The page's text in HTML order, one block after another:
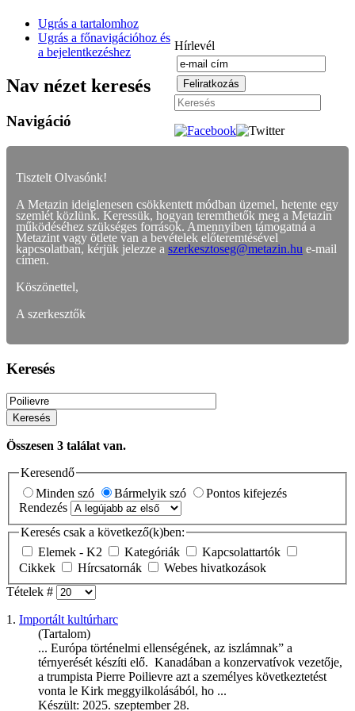
Hírlevél
Ugrás a tartalomhoz
Ugrás a főnavigációhoz és
a bejelentkezéshez
Nav nézet keresés
Navigáció
Tisztelt Olvasónk!
A Metazin ideiglenesen csökkentett módban üzemel, hetente egy
szemlét közlünk. Keressük, hogyan teremthetők meg a Metazin
működéséhez szükséges források. Amennyiben támogatná a
Metazint vagy ötlete van a bevételek előteremtésével
kapcsolatban, kérjük jelezze a szerkesztoseg@metazin.hu e-mail
címen.
Köszönettel,
A szerkesztők
Keresés
Keresés
Összesen 3 találat van.
Keresendő
Minden szó
Bármelyik szó
Pontos kifejezés
Rendezés
Keresés csak a következő(k)ben:
Elemek - K2
Kategóriák
Kapcsolattartók
Cikkek
Hírcsatornák
Webes hivatkozások
Tételek #
1. Importált kultúrharc
(Tartalom)
... Európa történelmi ellenségének, az iszlámnak” a
térnyerését készíti elő. Kanadában a konzervatívok vezetője,
a trumpista Pierre Poilievre azt a személyes következtetést
vonta le Kirk meggyilkolásából, ho ...
Készült: 2025. szeptember 28.